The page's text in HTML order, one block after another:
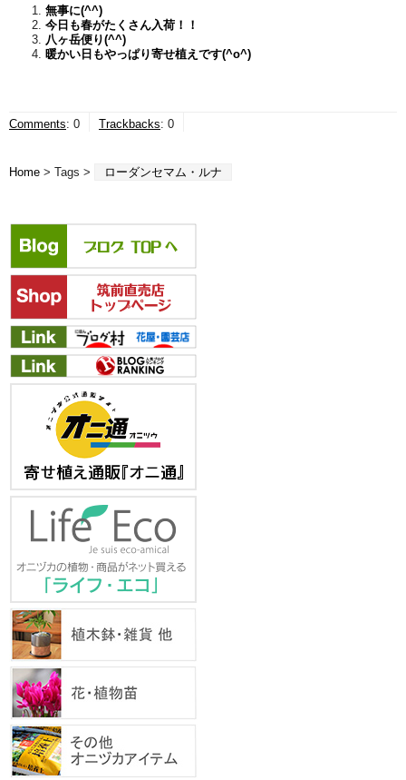
無事に(^^)
今日も春がたくさん入荷！！
八ヶ岳便り(^^)
暖かい日もやっぱり寄せ植えです(^o^)
Comments: 0 Trackbacks: 0
Home > Tags > ローダンセマム・ルナ